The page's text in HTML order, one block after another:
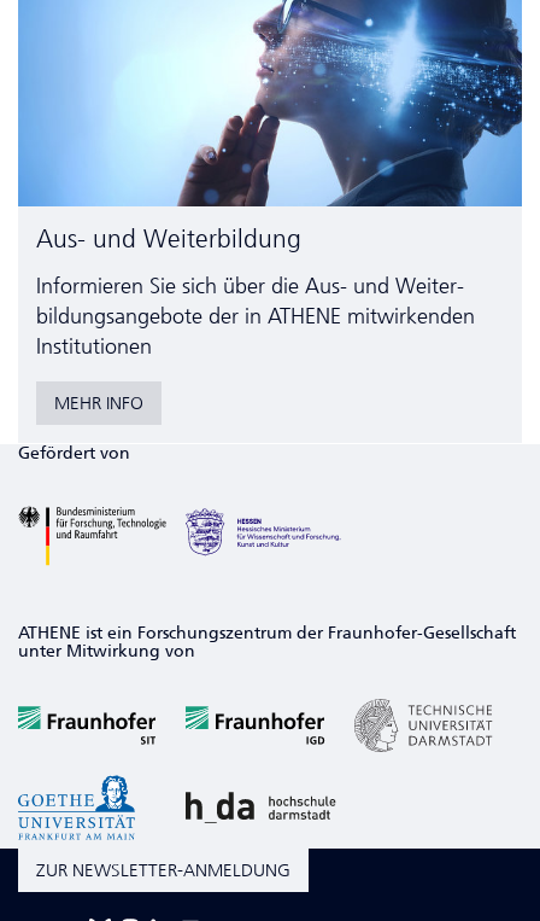
Aus- und Weiterbildung
Informieren Sie sich über die Aus- und Weiter­
bildungs­angebote der in ATHENE mitwirkenden
Institutionen
MEHR INFO
Gefördert von
ATHENE ist ein Forschungszentrum der Fraunhofer-Gesellschaft
unter Mitwirkung von
ZUR NEWSLETTER-ANMELDUNG